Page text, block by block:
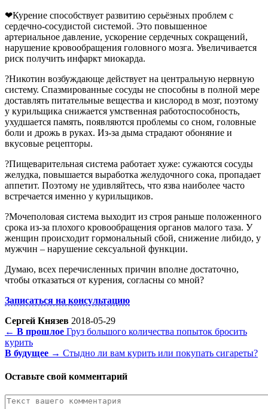
❤Курение способствует развитию серьёзных проблем с
сердечно-сосудистой системой. Это повышенное
артериальное давление, ускорение сердечных сокращений,
нарушение кровообращения головного мозга. Увеличивается
риск получить инфаркт миокарда.
?Никотин возбуждающе действует на центральную нервную
систему. Спазмированные сосуды не способны в полной мере
доставлять питательные вещества и кислород в мозг, поэтому
у курильщика снижается умственная работоспособность,
ухудшается память, появляются проблемы со сном, головные
боли и дрожь в руках. Из-за дыма страдают обоняние и
вкусовые рецепторы.
?Пищеварительная система работает хуже: сужаются сосуды
желудка, повышается выработка желудочного сока, пропадает
аппетит. Поэтому не удивляйтесь, что язва наиболее часто
встречается именно у курильщиков.
?Мочеполовая система выходит из строя раньше положенного
срока из-за плохого кровообращения органов малого таза. У
женщин происходит гормональный сбой, снижение либидо, у
мужчин – нарушение сексуальной функции.
Думаю, всех перечисленных причин вполне достаточно,
чтобы отказаться от курения, согласны со мной?
Записаться на консультацию
Сергей Князев 2018-05-29
← В прошлое Груз большого количества попыток бросить
курить
В будущее → Стыдно ли вам курить или покупать сигареты?
Оставьте свой комментарий